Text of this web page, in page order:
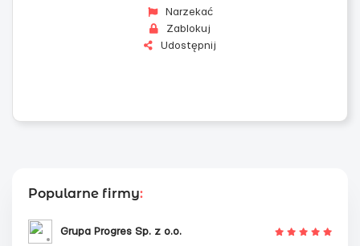
Narzekać
Zablokuj
Udostępnij
Popularne firmy:
Grupa Progres Sp. z o.o.